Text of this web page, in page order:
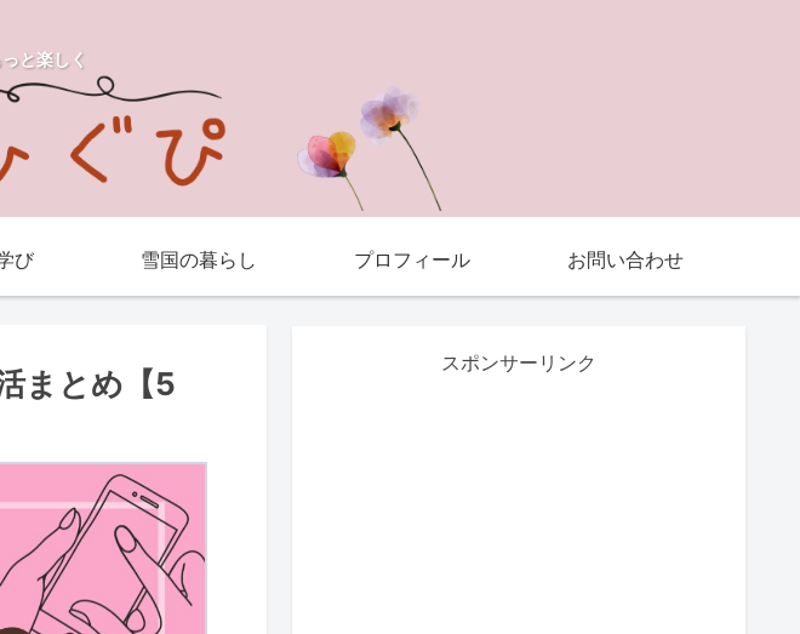
と楽しく
び 雪国の暮らし プロフィール お問い合わせ
まとめ【5
スポンサーリンク